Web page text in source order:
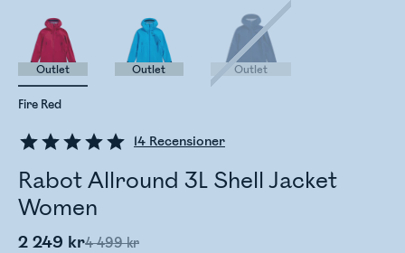
14 Recensioner
Rabot Allround 3L Shell Jacket
Women
2 249 kr4 499 kr
Fire Red
Outlet Outlet Outlet